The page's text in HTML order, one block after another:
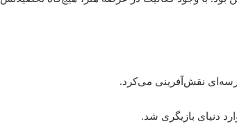
نقش‌آفرینی می‌کرد.
دنیای بازیگری شد.